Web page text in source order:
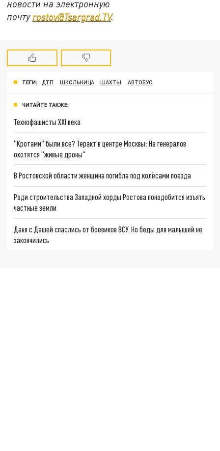
новости на электронную
почту rostov@Tsargrad.ТV.
ТЕГИ: ДТП ШКОЛЬНИЦА ШАХТЫ АВТОБУС
ЧИТАЙТЕ ТАКЖЕ:
Технофашисты XXI века
"Кротами" были все? Теракт в центре Москвы: На генералов
охотятся "живые дроны"
В Ростовской области женщина погибла под колёсами поезда
Ради строительства Западной хорды Ростова понадобится изъять
частные земли
Даня с Дашей спаслись от боевиков ВСУ. Но беды для малышей не
закончились